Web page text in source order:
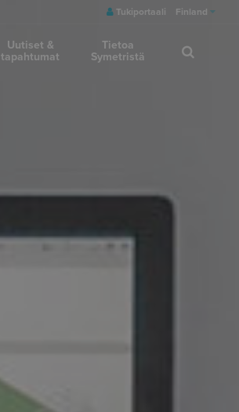
Tukiportaali Finland
Uutiset &
tapahtumat
Tietoa
Symetristä